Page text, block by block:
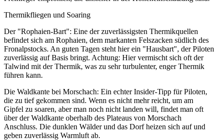
Thermikfliegen und Soaring
Der "Rophaien-Bart": Eine der zuverlässigsten Thermikquellen
befindet sich am Rophaien, dem markanten Felszacken südlich des
Fronalpstocks. An guten Tagen steht hier ein "Hausbart", der Piloten
zuverlässig auf Basis bringt. Achtung: Hier vermischt sich oft der
Talwind mit der Thermik, was zu sehr turbulenter, enger Thermik
führen kann.
Die Waldkante bei Morschach: Ein echter Insider-Tipp für Piloten,
die zu tief gekommen sind. Wenn es nicht mehr reicht, um am
Gipfel zu soaren, aber man noch nicht landen will, findet man oft
über der Waldkante oberhalb des Plateaus von Morschach
Anschluss. Die dunklen Wälder und das Dorf heizen sich auf und
geben zuverlässig Warmluft ab.